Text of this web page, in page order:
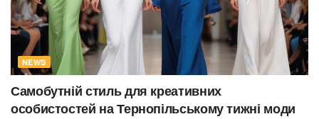
NEWS
Самобутній стиль для креативних
особистостей на Тернопільському тижні моди